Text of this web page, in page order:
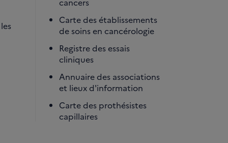
Carte des établissements
de soins en cancérologie
Registre des essais
cliniques
Annuaire des associations
et lieux d'information
Carte des prothésistes
capillaires